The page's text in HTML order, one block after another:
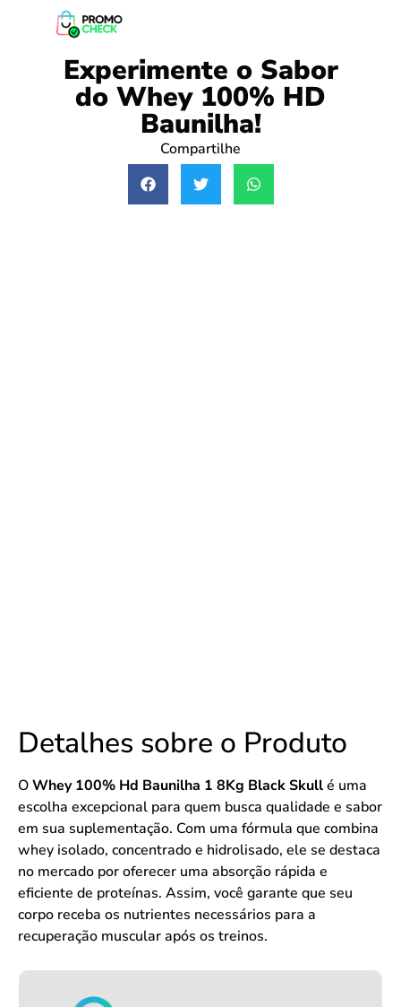
Experimente o Sabor
do Whey 100% HD
Baunilha!
Compartilhe
Detalhes sobre o Produto
OWhey 100% Hd Baunilha 1 8Kg Black Skullé uma
escolha excepcional para quem busca qualidade e sabor
em sua suplementação. Com uma fórmula que combina
whey isolado, concentrado e hidrolisado, ele se destaca
no mercado por oferecer uma absorção rápida e
eficiente de proteínas. Assim, você garante que seu
corpo receba os nutrientes necessários para a
recuperação muscular após os treinos.